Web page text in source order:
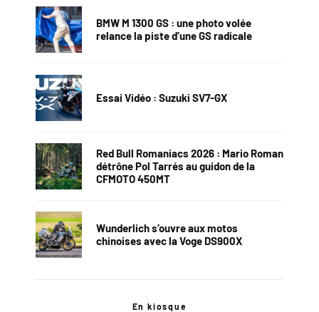
BMW M 1300 GS : une photo volée
relance la piste d’une GS radicale
Essai Vidéo : Suzuki SV7-GX
Red Bull Romaniacs 2026 : Mario Roman
détrône Pol Tarrés au guidon de la
CFMOTO 450MT
Wunderlich s’ouvre aux motos
chinoises avec la Voge DS900X
En kiosque